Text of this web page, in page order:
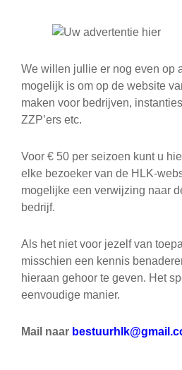
We willen jullie er nog even op
mogelijk is om op de website
maken voor bedrijven,
ZZP’ers etc.
Voor € 50 per seizoen kunt u
elke bezoeker van de HLK-
mogelijke een verwijzing naar
bedrijf.
Als het niet voor jezelf van
misschien een kennis
hieraan gehoor te geven. Het
eenvoudige manier.
Mail naar